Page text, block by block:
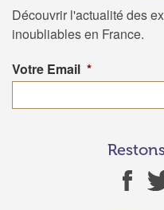
Découvrir l'actualité des
inoubliables en France.
Votre Email *